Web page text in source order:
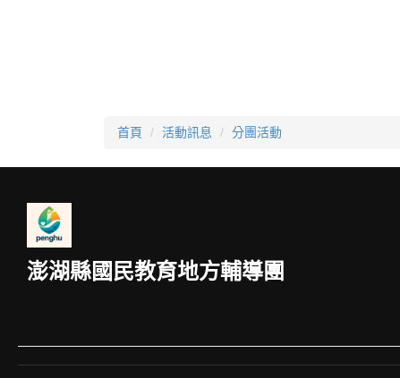
首頁 活動訊息 分團活動
澎湖縣國民教育地方輔導團